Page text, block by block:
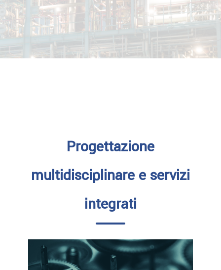
Progettazione
multidisciplinare e servizi
integrati